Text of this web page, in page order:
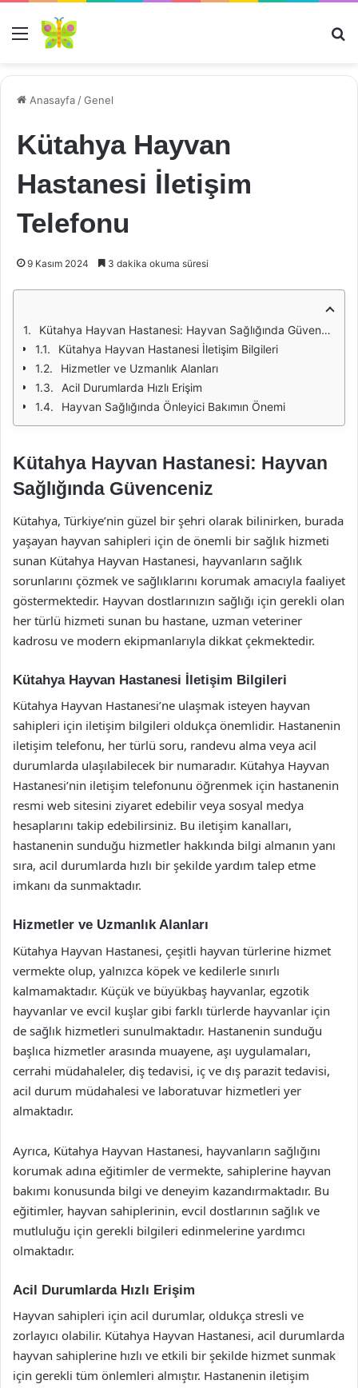
Menü
Anasayfa /Genel
Kütahya Hayvan
Hastanesi İletişim
Telefonu
9 Kasım 2024 3 dakika okuma süresi
Kütahya Hayvan Hastanesi: Hayvan Sağlığında Güvenceniz
Kütahya Hayvan Hastanesi İletişim Bilgileri
Hizmetler ve Uzmanlık Alanları
Acil Durumlarda Hızlı Erişim
Hayvan Sağlığında Önleyici Bakımın Önemi
Kütahya Hayvan Hastanesi: Hayvan
Sağlığında Güvenceniz
Kütahya, Türkiye’nin güzel bir şehri olarak bilinirken, burada
yaşayan hayvan sahipleri için de önemli bir sağlık hizmeti
sunan Kütahya Hayvan Hastanesi, hayvanların sağlık
sorunlarını çözmek ve sağlıklarını korumak amacıyla faaliyet
göstermektedir. Hayvan dostlarınızın sağlığı için gerekli olan
her türlü hizmeti sunan bu hastane, uzman veteriner
kadrosu ve modern ekipmanlarıyla dikkat çekmektedir.
Kütahya Hayvan Hastanesi İletişim Bilgileri
Kütahya Hayvan Hastanesi’ne ulaşmak isteyen hayvan
sahipleri için iletişim bilgileri oldukça önemlidir. Hastanenin
iletişim telefonu, her türlü soru, randevu alma veya acil
durumlarda ulaşılabilecek bir numaradır. Kütahya Hayvan
Hastanesi’nin iletişim telefonunu öğrenmek için hastanenin
resmi web sitesini ziyaret edebilir veya sosyal medya
hesaplarını takip edebilirsiniz. Bu iletişim kanalları,
hastanenin sunduğu hizmetler hakkında bilgi almanın yanı
sıra, acil durumlarda hızlı bir şekilde yardım talep etme
imkanı da sunmaktadır.
Hizmetler ve Uzmanlık Alanları
Kütahya Hayvan Hastanesi, çeşitli hayvan türlerine hizmet
vermekte olup, yalnızca köpek ve kedilerle sınırlı
kalmamaktadır. Küçük ve büyükbaş hayvanlar, egzotik
hayvanlar ve evcil kuşlar gibi farklı türlerde hayvanlar için
de sağlık hizmetleri sunulmaktadır. Hastanenin sunduğu
başlıca hizmetler arasında muayene, aşı uygulamaları,
cerrahi müdahaleler, diş tedavisi, iç ve dış parazit tedavisi,
acil durum müdahalesi ve laboratuvar hizmetleri yer
almaktadır.
Ayrıca, Kütahya Hayvan Hastanesi, hayvanların sağlığını
korumak adına eğitimler de vermekte, sahiplerine hayvan
bakımı konusunda bilgi ve deneyim kazandırmaktadır. Bu
eğitimler, hayvan sahiplerinin, evcil dostlarının sağlık ve
mutluluğu için gerekli bilgileri edinmelerine yardımcı
olmaktadır.
Acil Durumlarda Hızlı Erişim
Hayvan sahipleri için acil durumlar, oldukça stresli ve
zorlayıcı olabilir. Kütahya Hayvan Hastanesi, acil durumlarda
hayvan sahiplerine hızlı ve etkili bir şekilde hizmet sunmak
için gerekli tüm önlemleri almıştır. Hastanenin iletişim